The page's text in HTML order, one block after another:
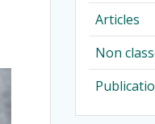
Articles
Non